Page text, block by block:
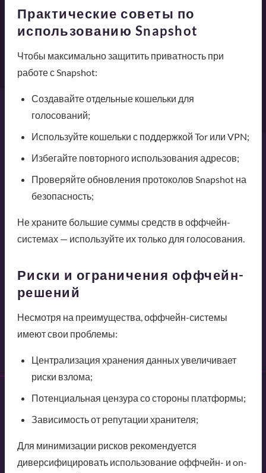
Практические советы по
использованию Snapshot
Чтобы максимально защитить приватность при
работе с Snapshot:
Создавайте отдельные кошельки для
голосований;
Используйте кошельки с поддержкой Tor или VPN;
Избегайте повторного использования адресов;
Проверяйте обновления протоколов Snapshot на
безопасность;
Не храните большие суммы средств в оффчейн-
системах — используйте их только для голосования.
Риски и ограничения оффчейн-
решений
Несмотря на преимущества, оффчейн-системы
имеют свои проблемы:
Централизация хранения данных увеличивает
риски взлома;
Потенциальная цензура со стороны платформы;
Зависимость от репутации хранителя;
Для минимизации рисков рекомендуется
диверсифицировать использование оффчейн- и on-